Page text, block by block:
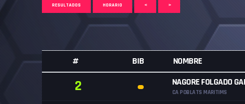
RESULTADOS HORARIO < >
# BIB NOMBRE
2 NAGORE FOLGADO
CA POBLATS MARITIMS